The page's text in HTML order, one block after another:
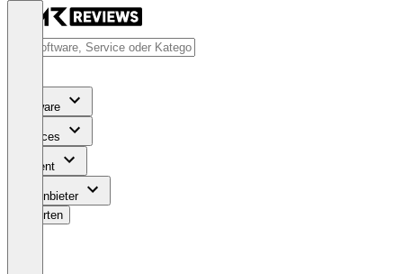
Software
Services
Content
Für Anbieter
Bewerten